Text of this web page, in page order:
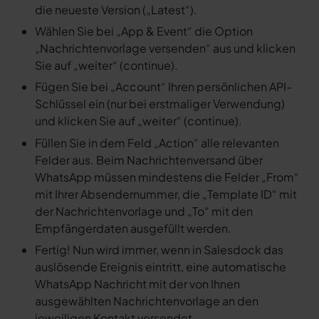
die neueste Version („Latest“).
Wählen Sie bei „App & Event“ die Option
„Nachrichtenvorlage versenden“ aus und klicken
Sie auf „weiter“ (continue).
Fügen Sie bei „Account“ Ihren persönlichen API-
Schlüssel ein (nur bei erstmaliger Verwendung)
und klicken Sie auf „weiter“ (continue).
Füllen Sie in dem Feld „Action“ alle relevanten
Felder aus. Beim Nachrichtenversand über
WhatsApp müssen mindestens die Felder „From“
mit Ihrer Absendernummer, die „Template ID“ mit
der Nachrichtenvorlage und „To“ mit den
Empfängerdaten ausgefüllt werden.
Fertig! Nun wird immer, wenn in Salesdock das
auslösende Ereignis eintritt, eine automatische
WhatsApp Nachricht mit der von Ihnen
ausgewählten Nachrichtenvorlage an den